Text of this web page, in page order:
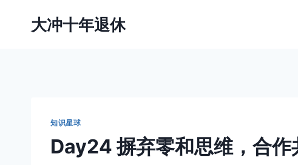
大冲十年退休
知识星球
Day24 摒弃零和思维，合